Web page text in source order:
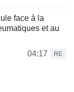
face à la
et au
04:17
RE